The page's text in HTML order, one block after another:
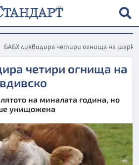
БАБХ ликвидира четири огнища на
четири огнища на
на миналата година, но
унищожена